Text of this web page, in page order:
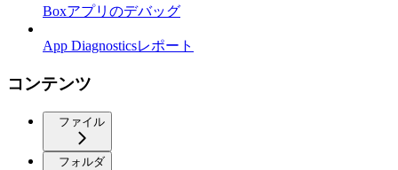
Boxアプリのデバッグ
App Diagnosticsレポート
コンテンツ
ファイル
フォルダ